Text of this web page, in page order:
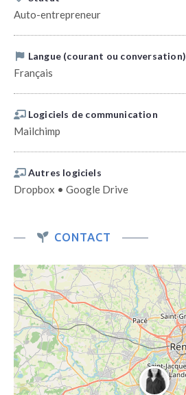
Auto-entrepreneur
Langue (courant ou conversation)
Français
Logiciels de communication
Mailchimp
Autres logiciels
Dropbox • Google Drive
CONTACT